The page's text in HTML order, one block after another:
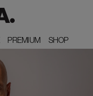
PREMIUM
PREMIUM SHOP
SHOP